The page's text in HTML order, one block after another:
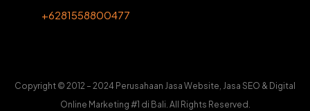
+6281558800477
Copyright © 2012 – 2024 Perusahaan Jasa Website, Jasa SEO & Digital
Online Marketing #1 di Bali. All Rights Reserved.